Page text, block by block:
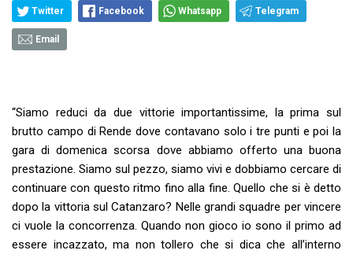
Twitter Facebook Whatsapp Telegram
Email
“Siamo reduci da due vittorie importantissime, la prima sul
brutto campo di Rende dove contavano solo i tre punti e poi la
gara di domenica scorsa dove abbiamo offerto una buona
prestazione. Siamo sul pezzo, siamo vivi e dobbiamo cercare di
continuare con questo ritmo fino alla fine. Quello che si è detto
dopo la vittoria sul Catanzaro? Nelle grandi squadre per vincere
ci vuole la concorrenza. Quando non gioco io sono il primo ad
essere incazzato, ma non tollero che si dica che all’interno